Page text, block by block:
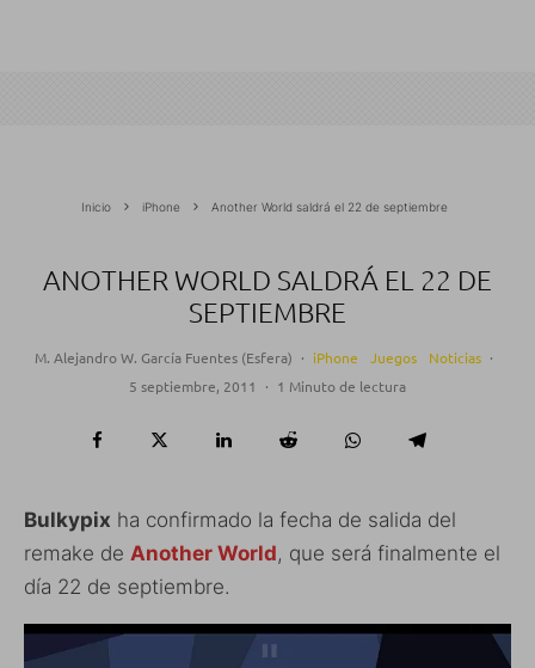
Inicio iPhone Another World saldrá el 22 de septiembre
ANOTHER WORLD SALDRÁ EL 22 DE
SEPTIEMBRE
M. Alejandro W. García Fuentes (Esfera) · iPhone Juegos Noticias ·
5 septiembre, 2011
· 1 Minuto de lectura
Bulkypix ha confirmado la fecha de salida del
remake de Another World, que será finalmente el
día 22 de septiembre.